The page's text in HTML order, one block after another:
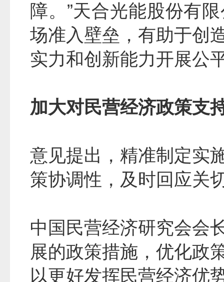
障。”天合光能股份有
场准入壁垒，有助于创
实力和创新能力开展公
加大对民营经济政策支
意见提出，精准制定实
策协调性，及时回应关
中国民营经济研究会会
展的政策措施，优化政
以更好发挥民营经济优